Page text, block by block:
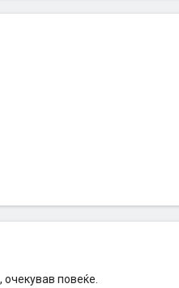
повеќе.